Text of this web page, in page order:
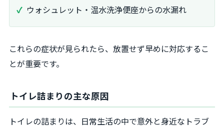
ウォシュレット・温水洗浄便座からの水漏れ
これらの症状が見られたら、放置せず早めに対応するこ
とが重要です。
トイレ詰まりの主な原因
トイレの詰まりは、日常生活の中で意外と身近なトラブ